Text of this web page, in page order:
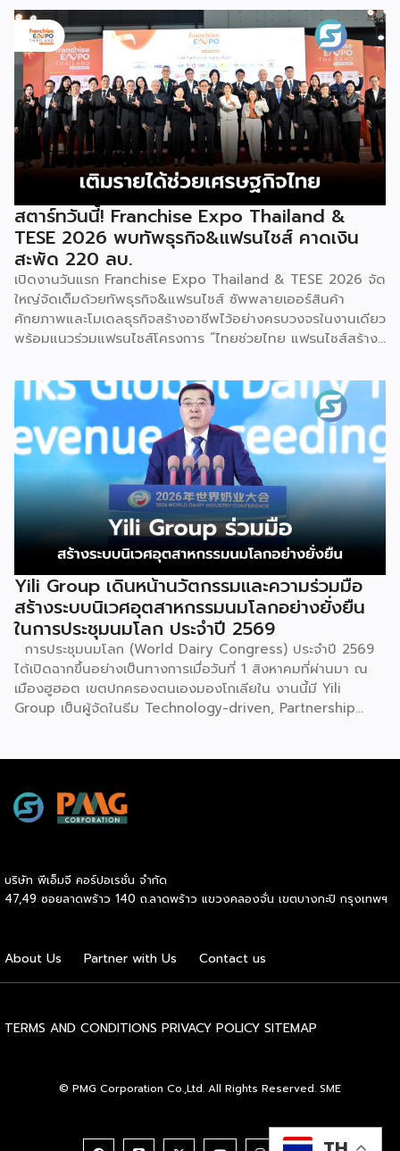
2026 ให้แก่ผู้ประกอบธุรกิจแฟรนไชส์ที่อยู่ในการส่งเสริมสนับสนุน
ของกรมฯ นายพูนพงษ์ นัยนาภากรณ์ อธิบดีกรมพัฒนาธุรกิจ
การค้า กระทรวงพาณิชย์ เปิดเผยภายหลังเป็นประธานเปิดงาน
“งานแฟรนไชส์ เอ็กซ์โป ไทยแลนด์ บาย สมาร์ท เอสเอ็มอี เอ็กซ์
โป (Franchise Expo Thailand by Smart SME Expo)” ซึ่ง
เป็นงานแสดงธุรกิจแฟรนไชส์ชั้นนำที่จัดขึ้นโดย บริษัท พีเอ็มจี
คอร์ปอเรชัน จำกัด เพื่อยกระดับศักยภาพของผู้ประกอบการและ
เจ้าของธุรกิจที่ต้องการขยายกิจการผ่านระบบแฟรนไชส์ […]
สตาร์ทวันนี้! Franchise Expo Thailand &
TESE 2026 พบทัพธุรกิจ&แฟรนไชส์ คาดเงิน
สะพัด 220 ลบ.
เปิดงานวันแรก Franchise Expo Thailand & TESE 2026 จัด
ใหญ่จัดเต็มด้วยทัพธุรกิจ&แฟรนไชส์ ซัพพลายเออร์สินค้า
ศักยภาพและโมเดลธุรกิจสร้างอาชีพไว้อย่างครบวงจรในงานเดียว
พร้อมแนวร่วมแฟรนไชส์โครงการ “ไทยช่วยไทย แฟรนไชส์สร้าง
รวมกว่า 250 บูธ บนพื้นที่ 15,000 ตารางเมตร หวังเป็นทาง
เลือกสร้างรายได้เพิ่มและพยุงเศรษฐกิจไทยให้ฟื้นตัว เสิร์ฟครบ
จบในงานด้วยสินเชื่อ และทำเลทองทั่วประเทศ พร้อมเสวนาให้
ความรู้โดยผู้ทรงคุณวุฒิคับคั่ง และกิจกรรมเจรจาจับคู่ธุรกิจทั้งใน
และต่างประเทศ งานจัดต่อเนื่องระหว่างวันที่ 6-9 สิงหาคมนี้ ที่
ฮอลล์ 6-8 อิมแพ็คเมืองทองธานี คาดเม็ดเงินสะพัดในงานราว
220 ล้านบาท นายพูนพงษ์ นัยนาภากรณ์ อธิบดีกรมพัฒนา
ธุรกิจการค้า กระทรวงพาณิชย์ กล่าวว่า งาน ” Franchise Expo
Thailand & Thailand E-Commerce Selection Expo
(TESE 2026) เป็นเวทีแสดงธุรกิจแฟรนไชส์และโซลูชั่นส์แบบครบ
วงจร […]
Yili Group เดินหน้านวัตกรรมและความร่วมมือ
สร้างระบบนิเวศอุตสาหกรรมนมโลกอย่างยั่งยืน
ในการประชุมนมโลก ประจำปี 2569
การประชุมนมโลก (World Dairy Congress) ประจำปี 2569
ได้เปิดฉากขึ้นอย่างเป็นทางการเมื่อวันที่ 1 สิงหาคมที่ผ่านมา ณ
เมืองฮูฮอต เขตปกครองตนเองมองโกเลียใน งานนี้มี Yili
Group เป็นผู้จัดในธีม Technology-driven, Partnership
บริหารระดับสูงตลอดห่วงโซ่คุณค่าของอุตสาหกรรมนมทั่วโลก
ฮูฮอตขึ้นแท่นเมืองหลวงแห่งอุตสาหกรรมนมโลกอย่างเป็น
เกียรติคุณและรางวัลที่ระลึก เพื่อรับรองให้เมืองฮูฮอตดำรง
ตำแหน่ง World Dairy Capital หรือเมืองหลวงแห่ง
กล่าวถือเป็นสัญญาณแห่งความสำเร็จที่สะท้อนความมุ่งมั่นทุ่มเท
ของเมืองฮูฮอตในการยกระดับอุตสาหกรรมนม พร้อมกล่าวเสริม
องค์กรระดับแถวหน้าอย่าง Yili Group […]
บริษัท พีเอ็มจี คอร์ปอเรชั่น จำกัด
47,49 ซอยลาดพร้าว 140 ถ.ลาดพร้าว แขวงคลองจั่น เขตบางกะปิ กรุงเทพฯ
About Us Partner with Us Contact us
TERMS AND CONDITIONS PRIVACY POLICY SITEMAP
© PMG Corporation Co.,Ltd. All Rights Reserved. SME